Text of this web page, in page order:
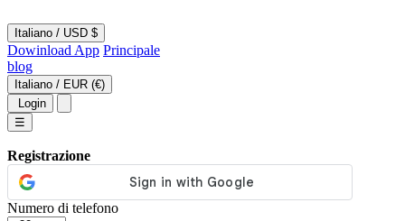
Italiano / USD $
Dowinload App Principale
blog
Italiano / EUR (€)
Login
☰
Registrazione
Numero di telefono